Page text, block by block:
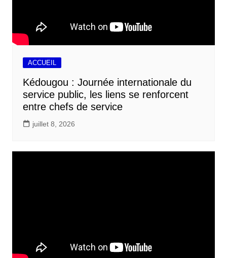
ACCUEIL
Kédougou : Journée internationale du
service public, les liens se renforcent
entre chefs de service
juillet 8, 2026